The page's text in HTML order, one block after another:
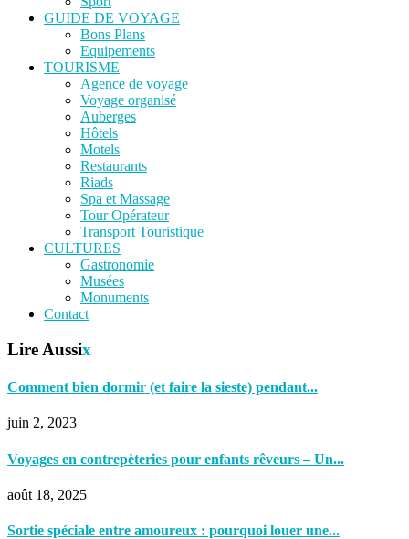
GUIDE DE VOYAGE
Bons Plans
Equipements
TOURISME
Agence de voyage
Voyage organisé
Auberges
Hôtels
Motels
Restaurants
Riads
Spa et Massage
Tour Opérateur
Transport Touristique
CULTURES
Gastronomie
Musées
Monuments
Contact
Lire Aussix
Comment bien dormir (et faire la sieste) pendant...
juin 2, 2023
Voyages en contrepèteries pour enfants rêveurs – Un...
août 18, 2025
Sortie spéciale entre amoureux : pourquoi louer une...